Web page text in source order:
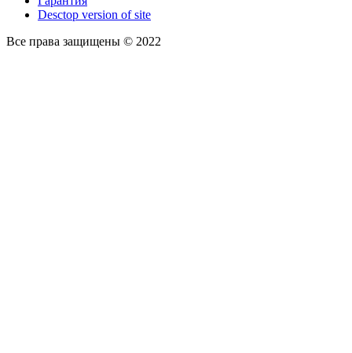
Desctop version of site
Все права защищены © 2022